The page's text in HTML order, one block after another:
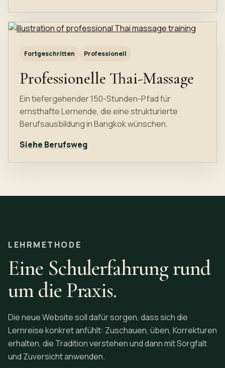
Fortgeschritten Professionell
Professionelle Thai-Massage
Ein tiefergehender 150-Stunden-Pfad für
ernsthafte Lernende, die eine strukturierte
Berufsausbildung in Bangkok wünschen.
Siehe Berufsweg
LEHRMETHODE
Eine Schulerfahrung rund
um die Praxis.
Die neue Website soll dafür sorgen, dass sich die
Lernreise konkret anfühlt: Zuschauen, üben, Korrekturen
erhalten, die Tradition verstehen und dann mit Sorgfalt
und Zuversicht anwenden.